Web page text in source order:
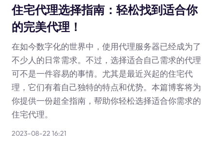
住宅代理选择指南：轻松找到适合你
的完美代理！
在如今数字化的世界中，使用代理服务器已经成为了
不少人的日常需求。不过，选择适合自己需求的代理
可不是一件容易的事情。尤其是最近兴起的住宅代
理，它们有着自己独特的特点和优势。本篇博客将为
你提供一份超全指南，帮助你轻松选择适合你需求的
住宅代理。
2023-08-22 16:21